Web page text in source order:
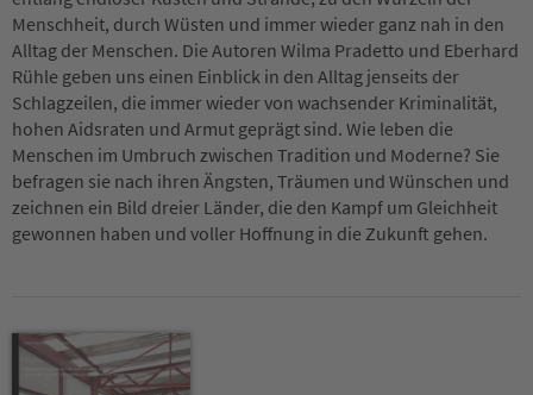
Menschheit, durch Wüsten und immer wieder ganz nah in den
Alltag der Menschen. Die Autoren Wilma Pradetto und Eberhard
Rühle geben uns einen Einblick in den Alltag jenseits der
Schlagzeilen, die immer wieder von wachsender Kriminalität,
hohen Aidsraten und Armut geprägt sind. Wie leben die
Menschen im Umbruch zwischen Tradition und Moderne? Sie
befragen sie nach ihren Ängsten, Träumen und Wünschen und
zeichnen ein Bild dreier Länder, die den Kampf um Gleichheit
gewonnen haben und voller Hoffnung in die Zukunft gehen.